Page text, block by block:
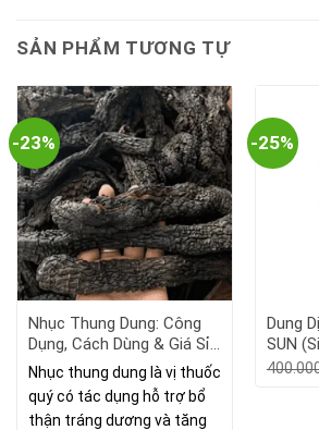
SẢN PHẨM TƯƠNG TỰ
-23%
Nhục Thung Dung: Công
Dụng, Cách Dùng & Giá Sỉ
Tận Gốc 2026
Nhục thung dung là vị thuốc
quý có tác dụng hỗ trợ bổ
thận tráng dương và tăng
-25%
Dung
SUN
Virus